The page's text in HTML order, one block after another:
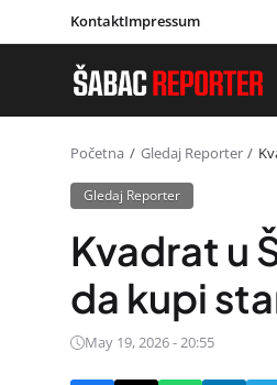
KontaktImpressum
Početna Gledaj Reporter
Gledaj Reporter
Kvadrat u
da kupi
May 19, 2026 - 20:55